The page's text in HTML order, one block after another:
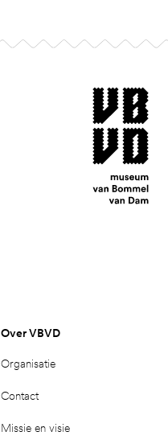
museum van
Over VBVD
Organisatie
Contact
Missie en visie